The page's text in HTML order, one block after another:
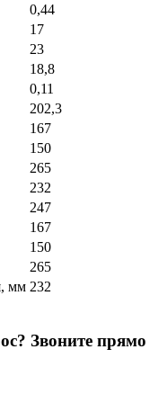
0,44
17
23
18,8
0,11
202,3
167
150
265
232
247
167
150
265
мм 232
Звоните прямо